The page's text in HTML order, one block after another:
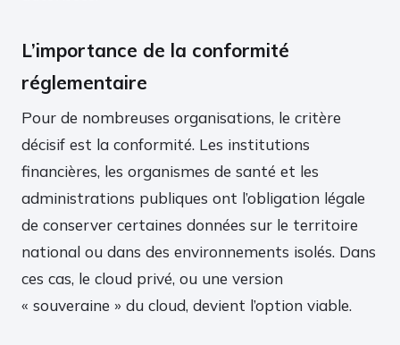
L’importance de la conformité
réglementaire
Pour de nombreuses organisations, le critère
décisif est la conformité. Les institutions
financières, les organismes de santé et les
administrations publiques ont l’obligation légale
de conserver certaines données sur le territoire
national ou dans des environnements isolés. Dans
ces cas, le cloud privé, ou une version
« souveraine » du cloud, devient l’option viable.